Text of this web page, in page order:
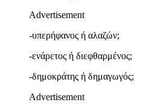
Advertisement
-υπερήφανος ή αλαζών;
-ενάρετος ή διεφθαρμένος;
-δημοκράτης ή δημαγωγός;
Advertisement